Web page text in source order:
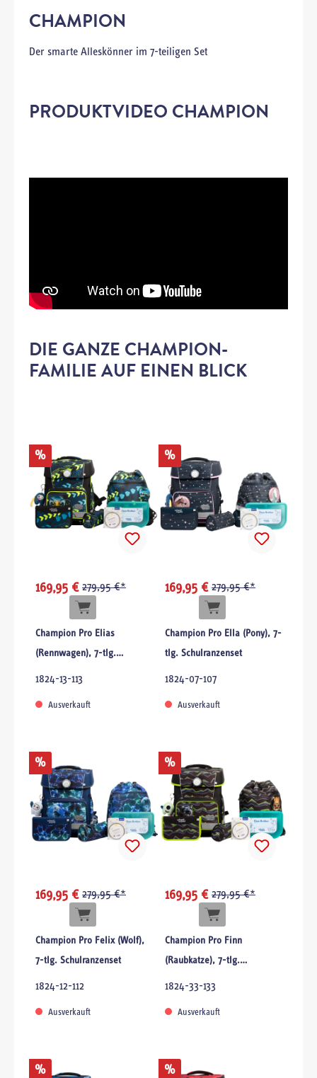
CHAMPION
Der smarte Alleskönner im 7-teiligen Set
PRODUKTVIDEO CHAMPION
DIE GANZE CHAMPION-
FAMILIE AUF EINEN BLICK
%
169,95 € 279,95 €*
Champion Pro Elias
(Rennwagen), 7-tlg.
Schulranzenset
1824-13-113
Ausverkauft
%
169,95 € 279,95 €*
Champion Pro Ella (Pony), 7-
tlg. Schulranzenset
1824-07-107
Ausverkauft
%
169,95 € 279,95 €*
Champion Pro Felix (Wolf),
7-tlg. Schulranzenset
1824-12-112
Ausverkauft
%
169,95 € 279,95 €*
Champion Pro Finn
(Raubkatze), 7-tlg.
Schulranzenset
1824-33-133
Ausverkauft
% %